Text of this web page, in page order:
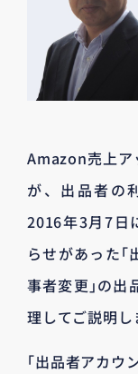
Amazon売上ア
が、出品者の
2016年3月7日
らせがあった｢
事者変更｣の出
理してご説明し
｢出品者アカウ